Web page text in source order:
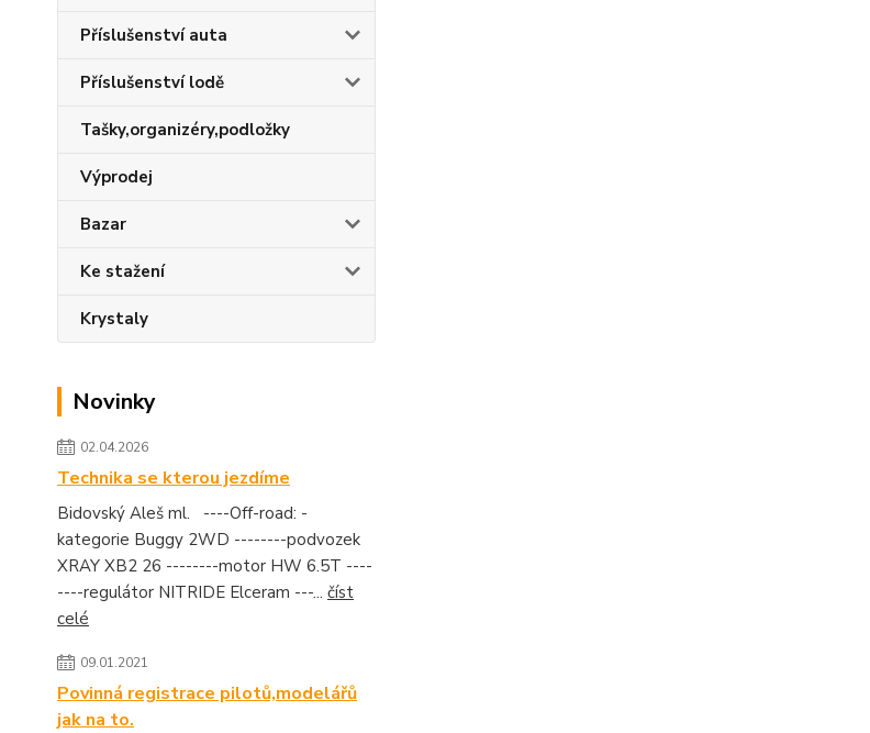
Příslušenství auta
Příslušenství lodě
Tašky,organizéry,podložky
Výprodej
Bazar
Ke stažení
Krystaly
Novinky
02.04.2026
Technika se kterou jezdíme
Bidovský Aleš ml. ----Off-road: -
kategorie Buggy 2WD --------podvozek
XRAY XB2 26 --------motor HW 6.5T ----
----regulátor NITRIDE Elceram ---... číst
celé
09.01.2021
Povinná registrace pilotů,modelářů
jak na to.